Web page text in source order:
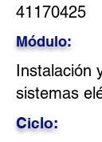
41170425
Módulo:
Instalación
sistemas
Ciclo: